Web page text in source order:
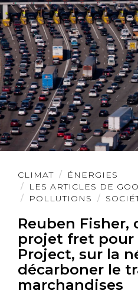
CLIMAT
ÉNERGIES
LES ARTICLES DE
POLLUTIONS
Reuben Fisher,
projet fret pour
Project, sur la
décarboner le
marchandises
Lire
l'article